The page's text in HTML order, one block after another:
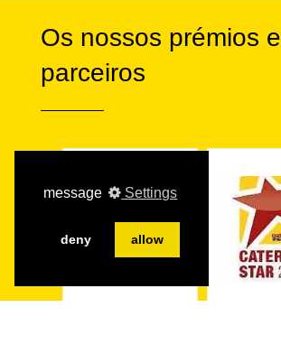
message Settings
deny allow
Os nossos prémios e
parceiros